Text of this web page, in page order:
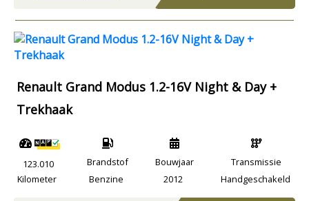
Renault Grand Modus 1.2-16V Night & Day +
Trekhaak
123.010
Kilometer
Brandstof
Benzine
Bouwjaar
2012
Transmissie
Handgeschakeld